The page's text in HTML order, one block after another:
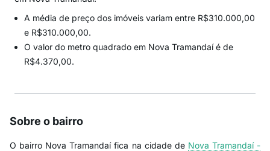
A média de preço dos imóveis variam entre R$310.000,00
e R$310.000,00.
O valor do metro quadrado em Nova Tramandaí é de
R$4.370,00.
Sobre o bairro
O bairro Nova Tramandaí fica na cidade de Nova Tramandaí -